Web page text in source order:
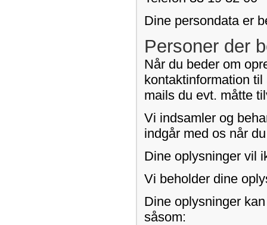
Dine persondata er
Personer der
Når du beder om
kontaktinformation
mails du evt. måtte
Vi indsamler og
indgår med os når
Dine oplysninger vil
Vi beholder dine
Dine oplysninger
såsom: